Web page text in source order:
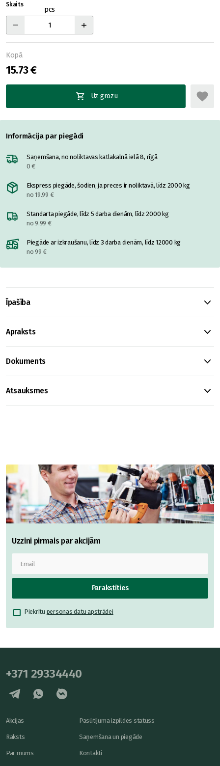
Skaits
pcs
Kopā
15.73 €
Uz grozu
Informācija par piegādi
Saņemšana, no noliktavas katlakalnā ielā 8, rīgā
0 €
Ekspress piegāde, šodien, ja preces ir noliktavā, līdz 2000 kg
no 19.99 €
Standarta piegāde, līdz 5 darba dienām, līdz 2000 kg
no 9.99 €
Piegāde ar izkraušanu, līdz 3 darba dienām, līdz 12000 kg
no 99 €
Īpašība
Apraksts
Dokuments
Atsauksmes
Uzzini pirmais par akcijām
Parakstīties
Piekrītu personas datu apstrādei
+371 29334440
Akcijas
Raksts
Par mums
Pasūtījuma izpildes statuss
Saņemšana un piegāde
Kontakti